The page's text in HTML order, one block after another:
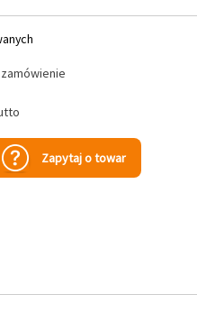
Zapytaj o towar